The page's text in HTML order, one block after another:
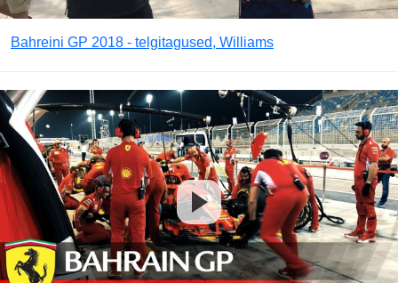
Bahreini GP 2018 - telgitagused, Williams